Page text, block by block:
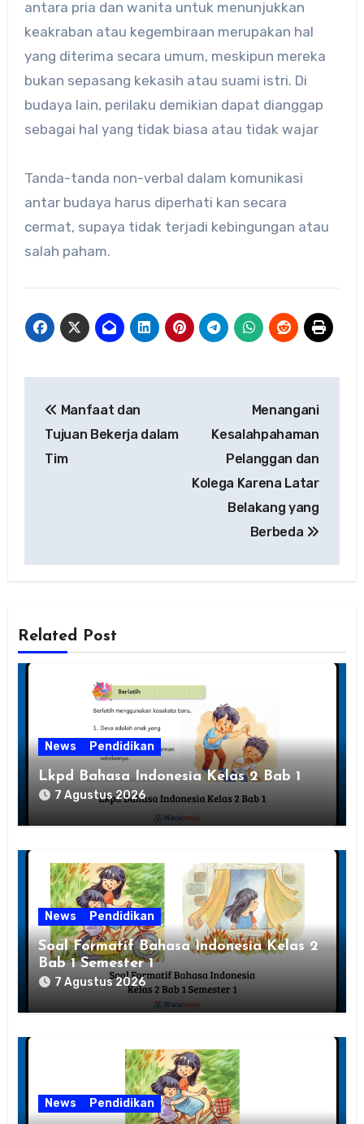
antara pria dan wanita untuk menunjukkan
keakraban atau kegembiraan merupakan hal
yang diterima secara umum, meskipun mereka
bukan sepasang kekasih atau suami istri. Di
budaya lain, perilaku demikian dapat dianggap
sebagai hal yang tidak biasa atau tidak wajar
Tanda-tanda non-verbal dalam komunikasi
antar budaya harus diperhati kan secara
cermat, supaya tidak terjadi kebingungan atau
salah paham.
pos
Manfaat dan
Tujuan Bekerja dalam
Tim
Menangani
Kesalahpahaman
Pelanggan dan
Kolega Karena Latar
Belakang yang
Berbeda
Related Post
News Pendidikan
Lkpd Bahasa Indonesia Kelas 2 Bab 1
7 Agustus 2026
News Pendidikan
Soal Formatif Bahasa Indonesia Kelas 2
Bab 1 Semester 1
7 Agustus 2026
News Pendidikan